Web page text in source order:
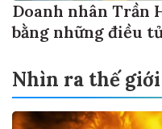
Doanh nhân Trần
bằng những điều
Nhìn ra thế giới